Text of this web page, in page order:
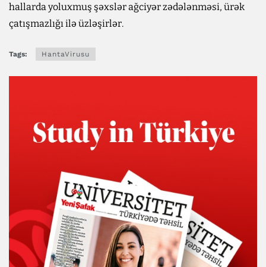
hallarda yoluxmuş şəxslər ağciyər zədələnməsi, ürək
çatışmazlığı ilə üzləşirlər.
Tags: HantaVirusu